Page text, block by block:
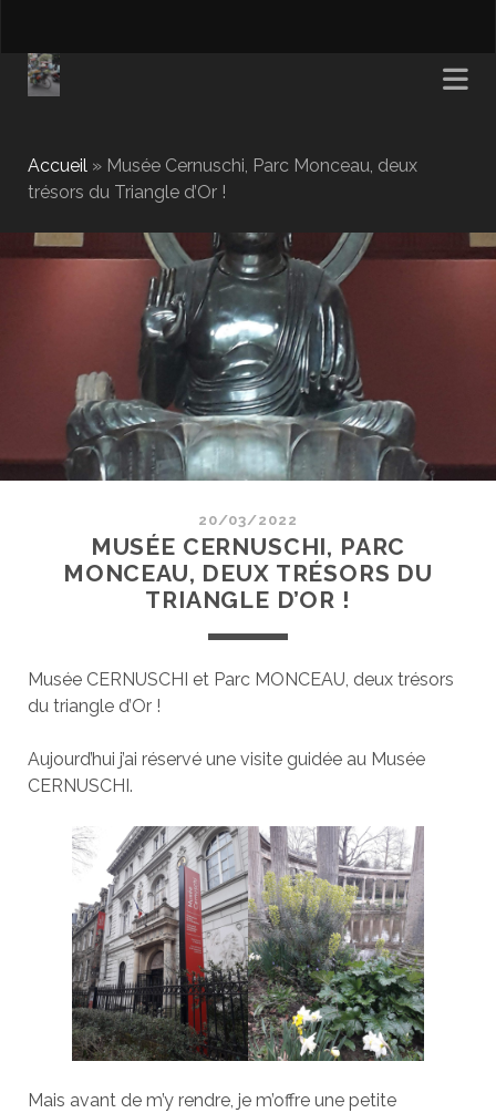
Accueil» Musée Cernuschi, Parc Monceau, deux
trésors du Triangle d’Or !
20/03/2022
MUSÉE CERNUSCHI, PARC
MONCEAU, DEUX TRÉSORS DU
TRIANGLE D’OR !
Musée CERNUSCHI et Parc MONCEAU, deux trésors
du triangle d’Or !
Aujourd’hui j’ai réservé une visite guidée au Musée
CERNUSCHI.
Mais avant de m’y rendre, je m’offre une petite